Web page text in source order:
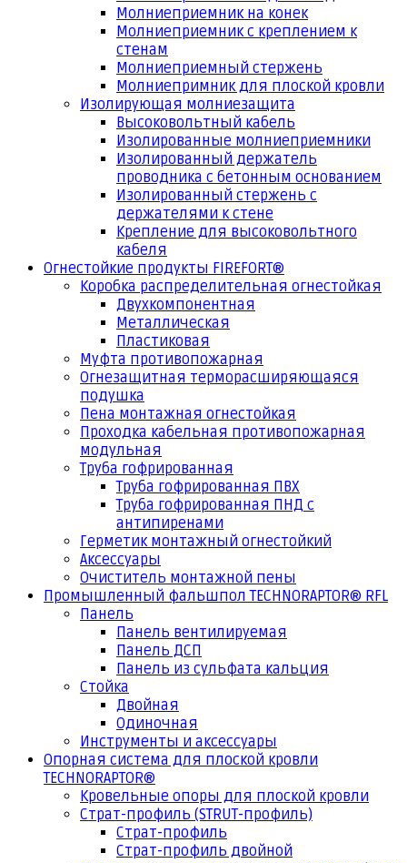
Молниеприемник на конек
Молниеприемник с креплением к
стенам
Молниеприемный стержень
Молниепримник для плоской кровли
Изолирующая молниезащита
Высоковольтный кабель
Изолированные молниеприемники
Изолированный держатель
проводника с бетонным основанием
Изолированный стержень с
держателями к стене
Крепление для высоковольтного
кабеля
Огнестойкие продукты FIREFORT®
Коробка распределительная огнестойкая
Двухкомпонентная
Металлическая
Пластиковая
Муфта противопожарная
Огнезащитная терморасширяющаяся
подушка
Пена монтажная огнестойкая
Проходка кабельная противопожарная
модульная
Труба гофрированная
Труба гофрированная ПВХ
Труба гофрированная ПНД с
антипиренами
Герметик монтажный огнестойкий
Аксессуары
Очиститель монтажной пены
Промышленный фальшпол TECHNORAPTOR® RFL
Панель
Панель вентилируемая
Панель ДСП
Панель из сульфата кальция
Стойка
Двойная
Одиночная
Инструменты и аксессуары
Опорная система для плоской кровли
TECHNORAPTOR®
Кровельные опоры для плоской кровли
Страт-профиль (STRUT-профиль)
Страт-профиль
Страт-профиль двойной